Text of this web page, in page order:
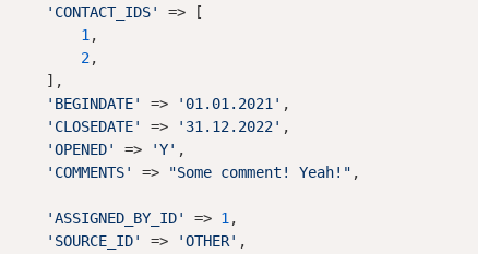
'CONTACT_IDS'
=> [
1,
2,
    ],
'BEGINDATE'
=> '01.01.2021' ,
'CLOSEDATE'
=> '31.12.2022' ,
'OPENED'
=> 'Y' ,
'COMMENTS'
=> "Some comment! Yeah!" ,
'ASSIGNED_BY_ID' => 1,
'SOURCE_ID'
=> 'OTHER' ,